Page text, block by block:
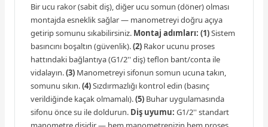
Bir ucu rakor (sabit diş), diğer ucu somun (döner) olması
montajda esneklik sağlar — manometreyi doğru açıya
getirip somunu sıkabilirsiniz. Montaj adımları: (1)Sistem
basıncını boşaltın (güvenlik).(2) Rakor ucunu proses
hattındaki bağlantıya (G1/2'' diş) teflon bant/conta ile
vidalayın.(3) Manometreyi sifonun somun ucuna takın,
somunu sıkın.(4)Sızdırmazlığı kontrol edin (basınç
verildiğinde kaçak olmamalı).(5) Buhar uygulamasında
sifonu önce su ile doldurun. Diş uyumu: G1/2'' standart